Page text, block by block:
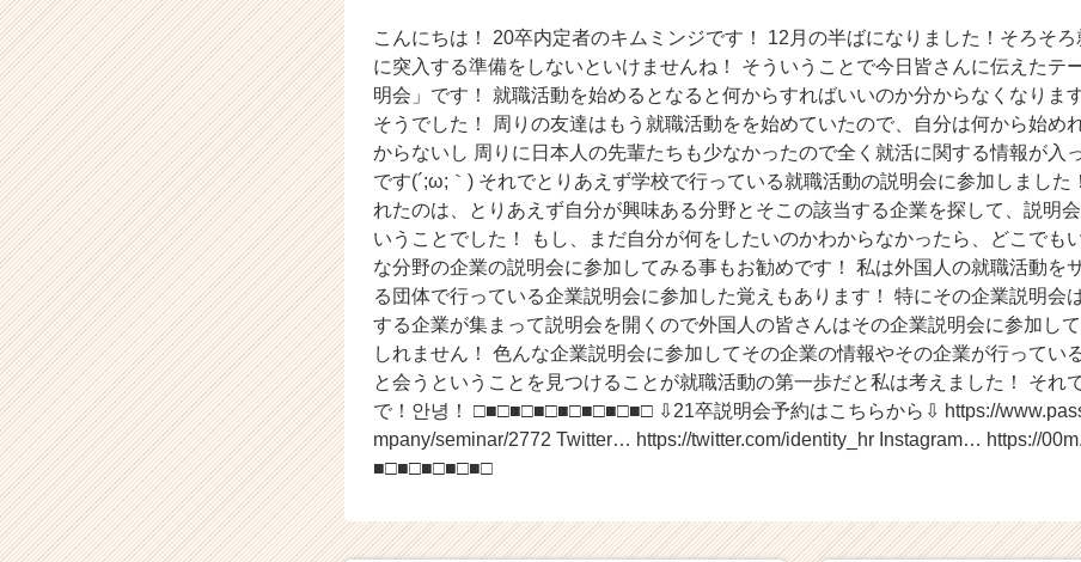
こんにちは！ 20卒内定者のキムミンジです！ 12月の半ばになりました！そろそ
に突入する準備をしないといけませんね！ そういうことで今日皆さんに伝えたテ
明会」です！ 就職活動を始めるとなると何からすればいいのか分からなくなりま
そうでした！ 周りの友達はもう就職活動をを始めていたので、自分は何から始め
からないし 周りに日本人の先輩たちも少なかったので全く就活に関する情報が入
です(´;ω;｀) それでとりあえず学校で行っている就職活動の説明会に参加しました
れたのは、とりあえず自分が興味ある分野とそこの該当する企業を探して、説明
いうことでした！ もし、まだ自分が何をしたいのかわからなかったら、どこでも
な分野の企業の説明会に参加してみる事もお勧めです！ 私は外国人の就職活動を
る団体で行っている企業説明会に参加した覚えもあります！ 特にその企業説明会
する企業が集まって説明会を開くので外国人の皆さんはその企業説明会に参加し
しれません！ 色んな企業説明会に参加してその企業の情報やその企業が行ってい
と会うということを見つけることが就職活動の第一歩だと私は考えました！ それ
で！안녕！ □■□■□■□■□■□■□■□ ⇩21卒説明会予約はこちらから⇩ https://
mpany/seminar/2772 Twitter… https://twitter.com/identity_hr Instagram… https://
■□■□■□■□■□